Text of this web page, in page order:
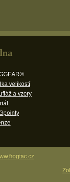
velikostí
a vzory